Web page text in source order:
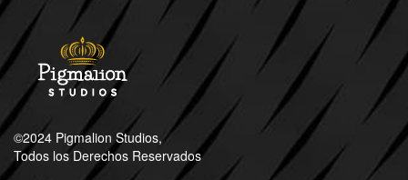
©2024 Pigmalion Studios,
Todos los Derechos Reservados